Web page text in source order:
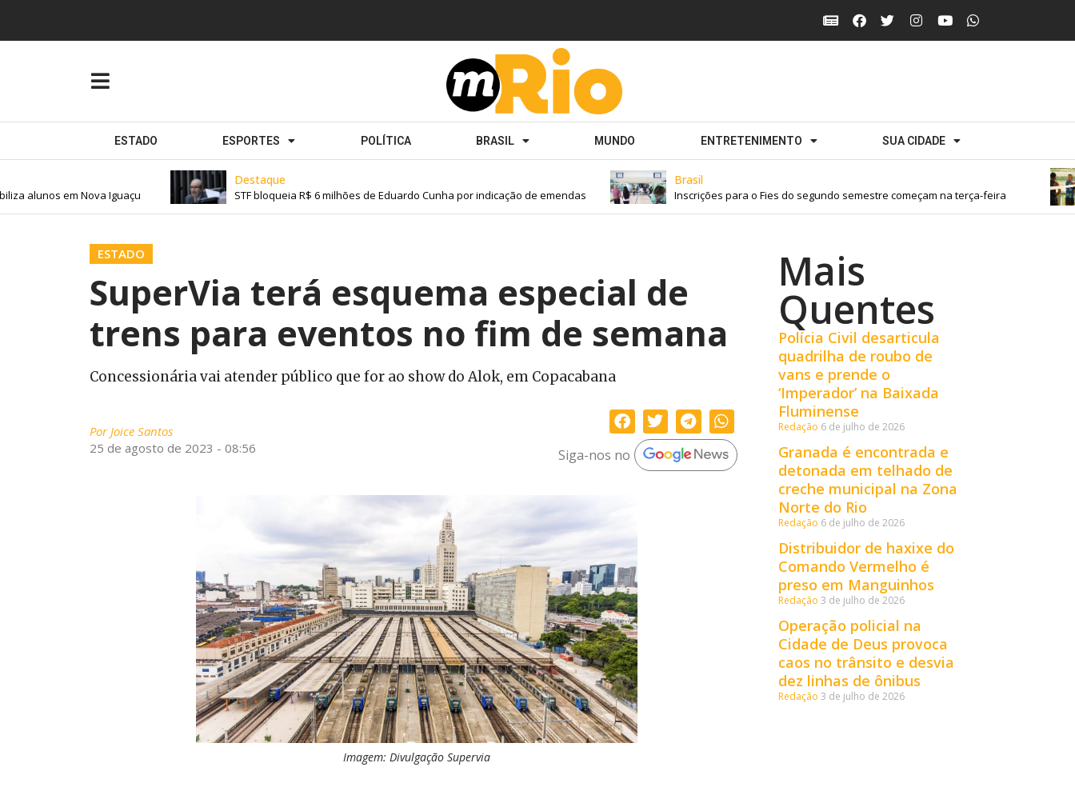
ESTADO ESPORTES POLÍTICA BRASIL MUNDO ENTRETENIMENTO SUA CIDADE
Destaque
STF bloqueia R$ 6 milhões de Eduardo Cunha por indicação de emendas
Brasil
Inscrições para o Fies do segundo semestre começam na terça-feira
alunos em Nova Iguaçu
ESTADO
SuperVia terá esquema especial de
trens para eventos no fim de semana
Concessionária vai atender público que for ao show do Alok, em Copacabana
PorJoice Santos
25 de agosto de 2023 - 08:56
Siga-nos no
Imagem: Divulgação Supervia
Mais
Quentes
Polícia Civil desarticula
quadrilha de roubo de
vans e prende o
‘Imperador’ na Baixada
Fluminense
Redação 6 de julho de 2026
Granada é encontrada e
detonada em telhado de
creche municipal na Zona
Norte do Rio
Redação 6 de julho de 2026
Distribuidor de haxixe do
Comando Vermelho é
preso em Manguinhos
Redação 3 de julho de 2026
Operação policial na
Cidade de Deus provoca
caos no trânsito e desvia
dez linhas de ônibus
Redação 3 de julho de 2026